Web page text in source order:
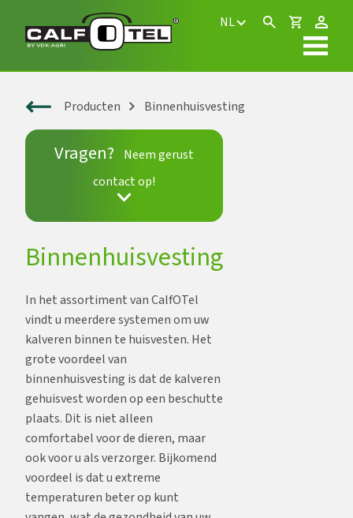
NL
Producten Binnenhuisvesting
Vragen?
Neem gerust
contact op!
Binnenhuisvesting
In het assortiment van CalfOTel
vindt u meerdere systemen om uw
kalveren binnen te huisvesten. Het
grote voordeel van
binnenhuisvesting is dat de kalveren
gehuisvest worden op een beschutte
plaats. Dit is niet alleen
comfortabel voor de dieren, maar
ook voor u als verzorger. Bijkomend
voordeel is dat u extreme
temperaturen beter op kunt